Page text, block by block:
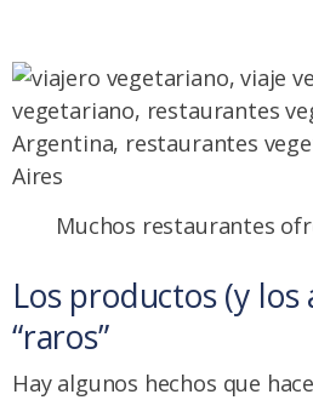
Muchos restaurantes
Los productos (y
“raros”
Hay algunos hechos que